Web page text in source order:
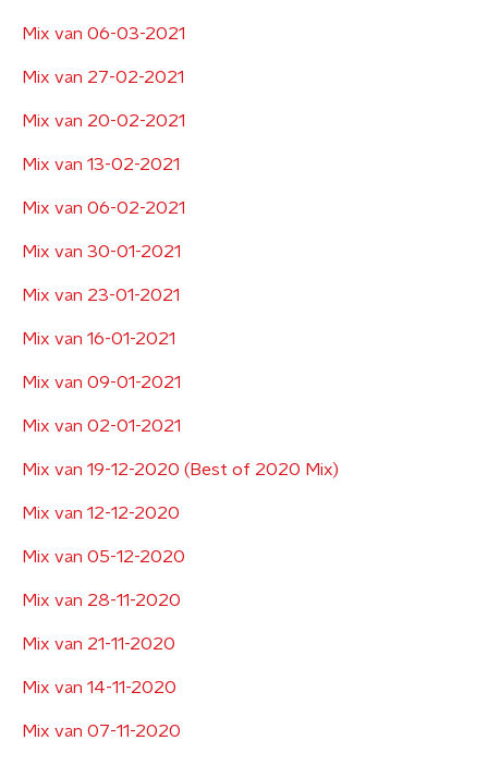
Mix van 06-03-2021
Mix van 27-02-2021
Mix van 20-02-2021
Mix van 13-02-2021
Mix van 06-02-2021
Mix van 30-01-2021
Mix van 23-01-2021
Mix van 16-01-2021
Mix van 09-01-2021
Mix van 02-01-2021
Mix van 19-12-2020 (Best of 2020 Mix)
Mix van 12-12-2020
Mix van 05-12-2020
Mix van 28-11-2020
Mix van 21-11-2020
Mix van 14-11-2020
Mix van 07-11-2020